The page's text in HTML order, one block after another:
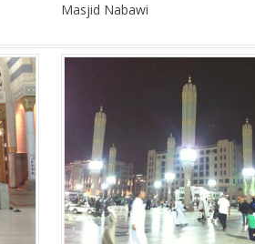
Masjid Nabawi